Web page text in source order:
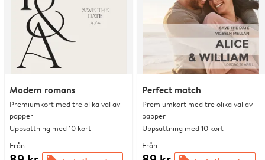
Modern romans
Premiumkort med tre olika val av
papper
Uppsättning med 10 kort
Från
Perfect match
Premiumkort med tre olika val av
papper
Uppsättning med 10 kort
Från